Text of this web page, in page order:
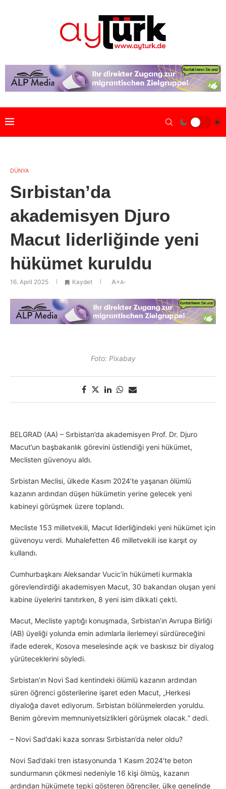
DÜNYA
Sırbistan’da
akademisyen Djuro
Macut liderliğinde yeni
hükümet kuruldu
16. April 2025 Kaydet A+A-
Foto: Pixabay
BELGRAD (AA) – Sırbistan’da akademisyen Prof. Dr. Djuro
Macut’un başbakanlık görevini üstlendiği yeni hükümet,
Meclisten güvenoyu aldı.
Sırbistan Meclisi, ülkede Kasım 2024’te yaşanan ölümlü
kazanın ardından düşen hükümetin yerine gelecek yeni
kabineyi görüşmek üzere toplandı.
Mecliste 153 milletvekili, Macut liderliğindeki yeni hükümet için
güvenoyu verdi. Muhalefetten 46 milletvekili ise karşıt oy
kullandı.
Cumhurbaşkanı Aleksandar Vucic’in hükümeti kurmakla
görevlendirdiği akademisyen Macut, 30 bakandan oluşan yeni
kabine üyelerini tanıtırken, 8 yeni isim dikkati çekti.
Macut, Mecliste yaptığı konuşmada, Sırbistan’ın Avrupa Birliği
(AB) üyeliği yolunda emin adımlarla ilerlemeyi sürdüreceğini
ifade ederek, Kosova meselesinde açık ve baskısız bir diyalog
yürüteceklerini söyledi.
Sırbistan’ın Novi Sad kentindeki ölümlü kazanın ardından
süren öğrenci gösterilerine işaret eden Macut, „Herkesi
diyaloğa davet ediyorum. Sırbistan bölünmelerden yoruldu.
Benim görevim memnuniyetsizlikleri görüşmek olacak.“ dedi.
– Novi Sad’daki kaza sonrası Sırbistan’da neler oldu?
Novi Sad’daki tren istasyonunda 1 Kasım 2024’te beton
sundurmanın çökmesi nedeniyle 16 kişi ölmüş, kazanın
ardından hükümete tepki gösteren öğrenciler, ülke genelinde